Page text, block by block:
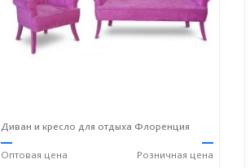
Диван и кресло для отдыха Флоренция
—
Оптовая цена
—
Розничная цена